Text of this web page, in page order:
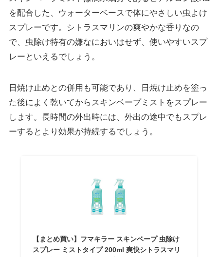
を配合した、ウォーターベースで体にやさしい虫よけ
スプレーです。シトラスマリンの爽やかな香りなの
で、虫除け特有の嫌なにおいはせず、使いやすいスプ
レーといえるでしょう。
日焼け止めとの併用も可能であり、日焼け止めを塗っ
た後によく乾いてからスキンベープミストをスプレー
します。長時間の外出時には、外出の途中でもスプレ
ーするとより効果が持続するでしょう。
【まとめ買い】フマキラー スキンベープ 虫除け
スプレー ミストタイプ 200ml 爽快シトラスマリ